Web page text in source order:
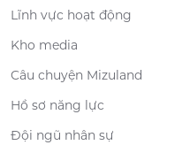
Lĩnh vực hoạt động
Kho media
Câu chuyện Mizuland
Hồ sơ năng lực
Đội ngũ nhân sự